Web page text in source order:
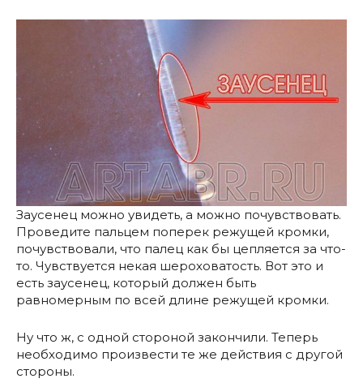
Заусенец можно увидеть, а можно почувствовать.
Проведите пальцем поперек режущей кромки,
почувствовали, что палец как бы цепляется за что-
то. Чувствуется некая шероховатость. Вот это и
есть заусенец, который должен быть
равномерным по всей длине режущей кромки.
Ну что ж, с одной стороной закончили. Теперь
необходимо произвести те же действия с другой
стороны.